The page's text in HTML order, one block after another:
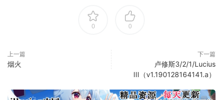
Processor: Dual core CPU such as Intel Core 2
Duo E6400 or AMD Athlon 64 X2 4200+
Graphics: DirectX 9.0c compliant video card
such as ATI Radeon HD-series graphics card
(minimum 256 MB) or NVIDIA GeForce 7800-
series graphics card (minimum 256 MB)
0 0
上一篇
烟火
下一篇
卢修斯3/2/1/Lucius
III（v1.190128164141.a）